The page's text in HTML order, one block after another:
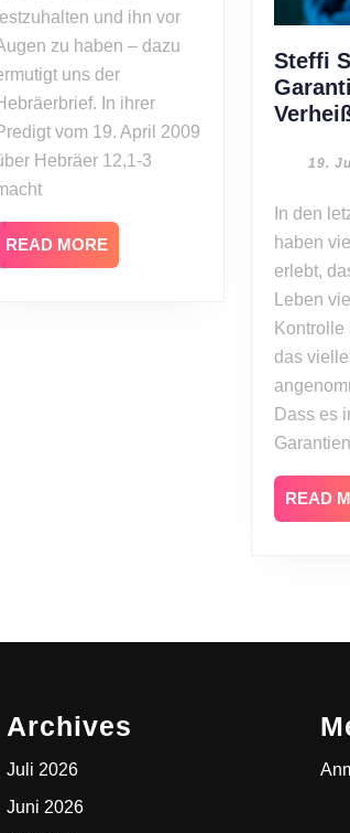
und ihn vor
zu haben – dazu
uns der
In ihrer
vom 19. April 2009
Hebräer 12,1-3
READ MORE
MORE
Steffi
19.
haben
erlebt,
Leben
das
Dass es
Garantien
READ
Archives
Juli 2026
Juni 2026